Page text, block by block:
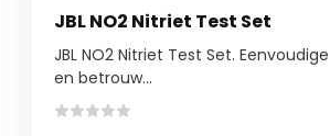
JBL NO2 Nitriet Test Set
JBL NO2 Nitriet Test Set. Eenvoudige
en betrouw...